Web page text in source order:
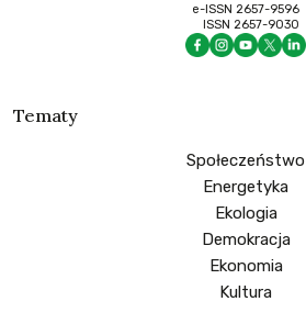
e-ISSN 2657-9596
ISSN 2657-9030
Tematy
Społeczeństwo
Energetyka
Ekologia
Demokracja
Ekonomia
Kultura